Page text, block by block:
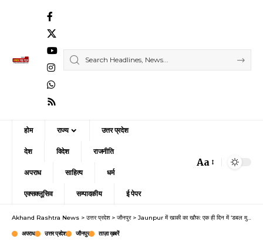
होम राज्य उत्तर प्रदेश
देश विदेश राजनीति
अपराध साहित्य धर्म
एक्सक्लूसिव सम्पादकीय ई पेपर
Font
Aa
Akhand Rashtra News > उत्तर प्रदेश> जौनपुर> Jaunpur में खाकी का खौफ: एक ही दिन में ‘डबल मुठभेड़’ से दहला जौनपुर, 3 बदमाशों को लगी गोली; असलहा तस्करी के बड़े सिंडिकेट का पर्दाफाश
अपराध उत्तर प्रदेश जौनपुर ताज़ा ख़बरें